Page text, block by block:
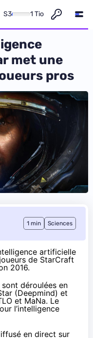
S3 1 Tio
met une
pros
1 min Sciences
artificielle
de StarCraft
2016.
déroulées en
(Deepmind) et
et MaNa. Le
l’intelligence
en direct sur